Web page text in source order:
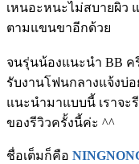
เหนอะหนะไม่สบายผิว
ตามแขนขาอีกด้วย
จนรุ่นน้องแนะนำ BB
รับงานโฟนกลางแจ้งบ่
แนะนำมาแบบนี้ เราจ
ของรีวิวครั้งนี้ค่ะ ^^
ชื่อเต็มก็คือ